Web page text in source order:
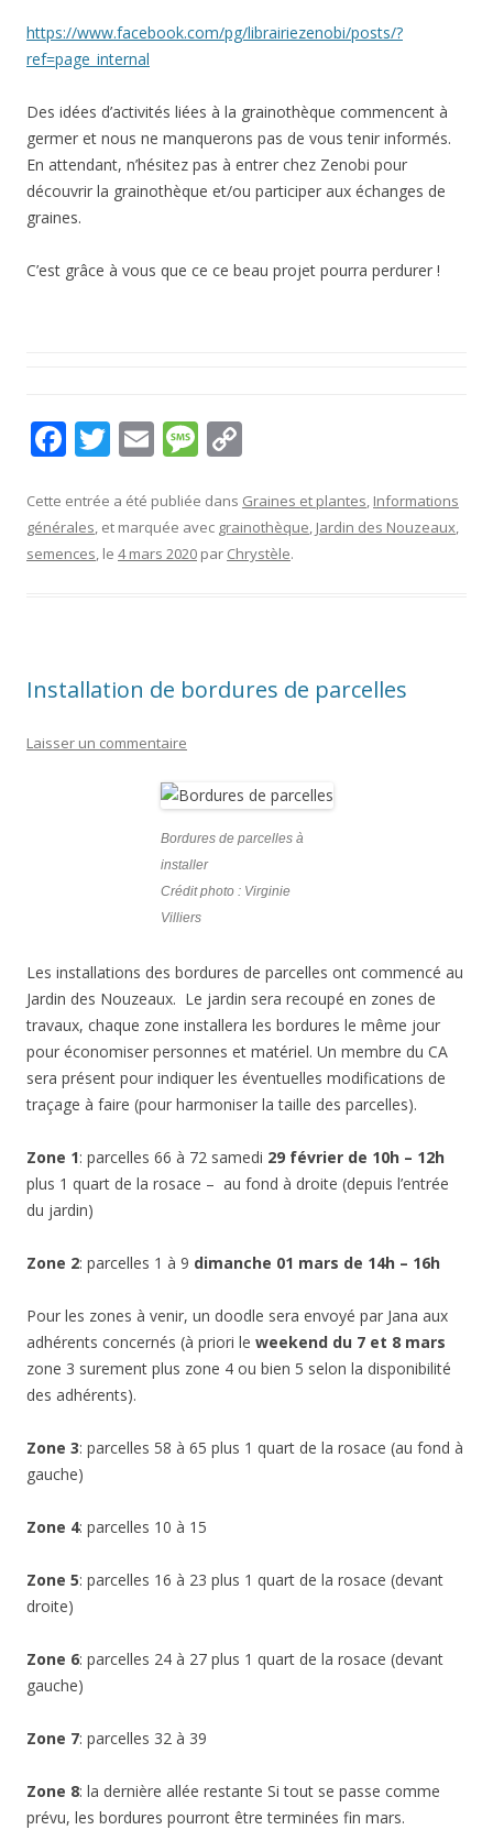
https://www.facebook.com/pg/librairiezenobi/posts/?
ref=page_internal
Des idées d’activités liées à la grainothèque commencent à
germer et nous ne manquerons pas de vous tenir informés.
En attendant, n’hésitez pas à entrer chez Zenobi pour
découvrir la grainothèque et/ou participer aux échanges de
graines.
C’est grâce à vous que ce ce beau projet pourra perdurer !
F
e
b
T
itt
er
E
ai
l
M
ss
a
p
y
Cette entrée a été publiée dans Graines et plantes, Informations
générales, et marquée avec grainothèque, Jardin des Nouzeaux,
semences, le 4 mars 2020 par Chrystèle.
Installation de bordures de parcelles
Laisser un commentaire
Bordures de parcelles à
installer
Crédit photo : Virginie
Villiers
Les installations des bordures de parcelles ont commencé au
Jardin des Nouzeaux. Le jardin sera recoupé en zones de
travaux, chaque zone installera les bordures le même jour
pour économiser personnes et matériel. Un membre du CA
sera présent pour indiquer les éventuelles modifications de
traçage à faire (pour harmoniser la taille des parcelles).
Zone 1: parcelles 66 à 72 samedi 29 février de 10h – 12h
plus 1 quart de la rosace – au fond à droite (depuis l’entrée
du jardin)
Zone 2: parcelles 1 à 9 dimanche 01 mars de 14h – 16h
Pour les zones à venir, un doodle sera envoyé par Jana aux
adhérents concernés (à priori le weekend du 7 et 8 mars
zone 3 surement plus zone 4 ou bien 5 selon la disponibilité
des adhérents).
Zone 3: parcelles 58 à 65 plus 1 quart de la rosace (au fond à
gauche)
Zone 4: parcelles 10 à 15
Zone 5: parcelles 16 à 23 plus 1 quart de la rosace (devant
droite)
Zone 6: parcelles 24 à 27 plus 1 quart de la rosace (devant
gauche)
Zone 7: parcelles 32 à 39
Zone 8: la dernière allée restante Si tout se passe comme
prévu, les bordures pourront être terminées fin mars.